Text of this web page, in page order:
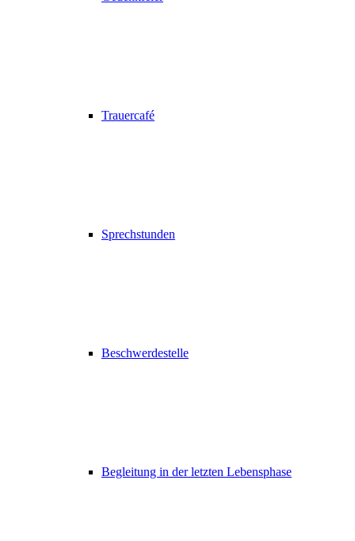
Trauercafé
Sprechstunden
Beschwerdestelle
Begleitung in der letzten Lebensphase